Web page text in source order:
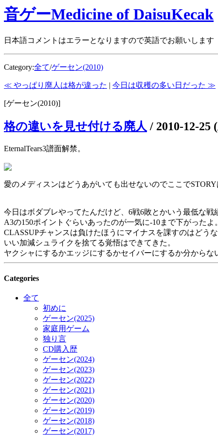
音ゲーMedicine of DaisuKecak
日本語コメントはエラーとなりますので英語でお願いします
Category:全て/ゲーセン(2010)
≪ やっぱり廃人は格が違った | 今日は収穫の多い日だった ≫
[ゲーセン(2010)]
格の違いを見せ付ける廃人 / 2010-12-25
EternalTears3譜面解禁。
愛のメディスンはどうあがいても出せないのでここでSTORY
今日はボダブレやってたんだけど、6戦6敗とかいう最低な戦
A3の150ポイントぐらいあったのが一気に-10まで下がったよ。
CLASSUPチャンスは負けたほうにマイナスを課すのはどうな
いい加減シュライクを捨てる覚悟はできてきた。
ヤクシャにするかエッジにするかセイバーにするか分からな
Categories
全て
初めに
ゲーセン(2025)
家庭用ゲーム
独り言
CD購入歴
ゲーセン(2024)
ゲーセン(2023)
ゲーセン(2022)
ゲーセン(2021)
ゲーセン(2020)
ゲーセン(2019)
ゲーセン(2018)
ゲーセン(2017)